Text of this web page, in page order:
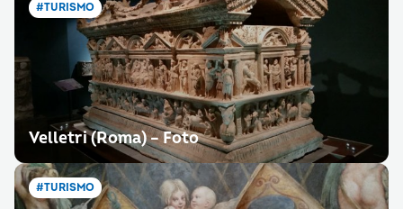
#TURISMO
Velletri (Roma) – Foto
#TURISMO